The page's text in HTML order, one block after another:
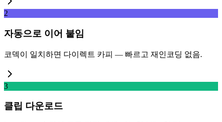
2
자동으로 이어 붙임
코덱이 일치하면 다이렉트 카피 — 빠르고 재인코딩 없음.
3
클립 다운로드